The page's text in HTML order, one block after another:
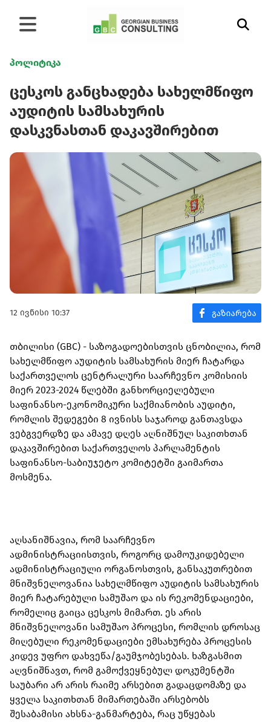
პოლიტიკა
ცესკოს განცხადება სახელმწიფო
აუდიტის სამსახურის
დასკვნასთან დაკავშირებით
12 ივნისი 10:37
თბილისი (GBC) - საზოგადოებისთვის ცნობილია, რომ
სახელმწიფო აუდიტის სამსახურის მიერ ჩატარდა
საქართველოს ცენტრალური საარჩევნო კომისიის
მიერ 2023-2024 წლებში განხორციელებული
საფინანსო-ეკონომიკური საქმიანობის აუდიტი,
რომლის შედეგები 8 ივნისს საჯაროდ განთავსდა
ვებგვერდზე და ამავე დღეს აღნიშნულ საკითხთან
დაკავშირებით საქართველოს პარლამენტის
საფინანსო-საბიუჯეტო კომიტეტში გაიმართა
მოსმენა.
აღსანიშნავია, რომ საარჩევნო
ადმინისტრაციისთვის, როგორც დამოუკიდებელი
ადმინისტრაციული ორგანოსთვის, განსაკუთრებით
მნიშვნელოვანია სახელმწიფო აუდიტის სამსახურის
მიერ ჩატარებული სამუშაო და ის რეკომენდაციები,
რომელიც გაიცა ცესკოს მიმართ. ეს არის
მნიშვნელოვანი სამუშაო პროცესი, რომლის დროსაც
მიღებული რეკომენდაციები ემსახურება პროცესის
კიდევ უფრო დახვეწა/გაუმჯობესებას. ხაზგასმით
აღვნიშნავთ, რომ გამოქვეყნებულ დოკუმენტში
საუბარი არ არის რაიმე არსებით გადაცდომაზე და
ყველა საკითხთან მიმართებაში არსებობს
შესაბამისი ახსნა-განმარტება, რაც უწყებას